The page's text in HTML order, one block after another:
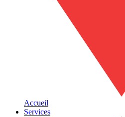
Accueil
Services